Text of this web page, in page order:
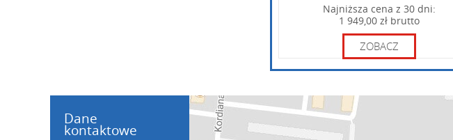
Najniższa cena z 30 dni:
1 949,00 zł brutto
ZOBACZ
Dane
kontaktowe